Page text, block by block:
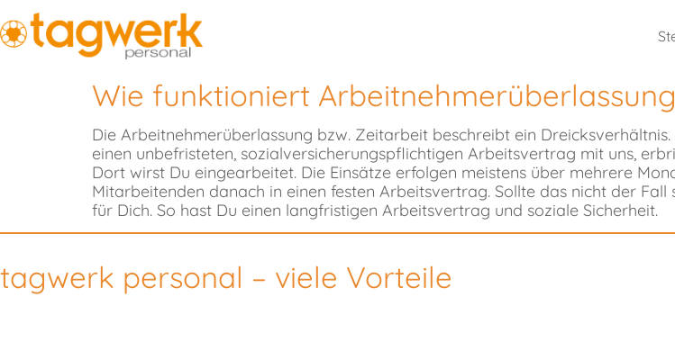
Wie funktioniert
Die Arbeitnehmerüberlassung bzw. Zeitarbeit beschreibt ein
einen unbefristeten, sozialversicherungspflichtigen Arbeitsvertrag mit uns,
Dort wirst Du eingearbeitet. Die Einsätze erfolgen meistens über mehrere
Mitarbeitenden danach in einen festen Arbeitsvertrag. Sollte das nicht der
für Dich. So hast Du einen langfristigen Arbeitsvertrag und soziale Sicherheit.
tagwerk personal – viele Vorteile